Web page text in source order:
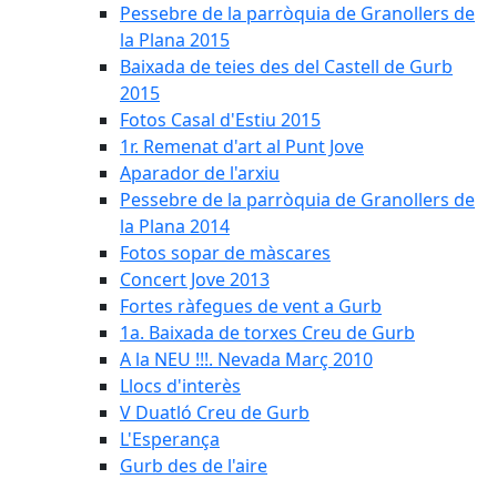
Pessebre de la parròquia de Granollers de
la Plana 2015
Baixada de teies des del Castell de Gurb
2015
Fotos Casal d'Estiu 2015
1r. Remenat d'art al Punt Jove
Aparador de l'arxiu
Pessebre de la parròquia de Granollers de
la Plana 2014
Fotos sopar de màscares
Concert Jove 2013
Fortes ràfegues de vent a Gurb
1a. Baixada de torxes Creu de Gurb
A la NEU !!!. Nevada Març 2010
Llocs d'interès
V Duatló Creu de Gurb
L'Esperança
Gurb des de l'aire